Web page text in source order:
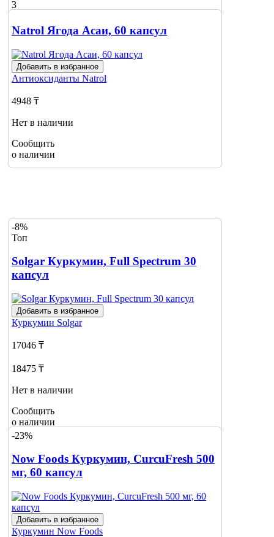
3
Natrol Ягода Асаи, 60 капсул
Добавить в избранное
Антиоксиданты Natrol
4948 ₸
Нет в наличии
Сообщить
о наличии
-8%
Топ
Solgar Куркумин, Full Spectrum 30
капсул
Добавить в избранное
Куркумин Solgar
17046 ₸
18475 ₸
Нет в наличии
Сообщить
о наличии
-23%
Now Foods Куркумин, CurcuFresh 500
мг, 60 капсул
Добавить в избранное
Куркумин Now Foods